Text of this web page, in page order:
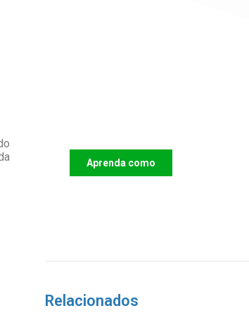
Aprenda como
Relacionados